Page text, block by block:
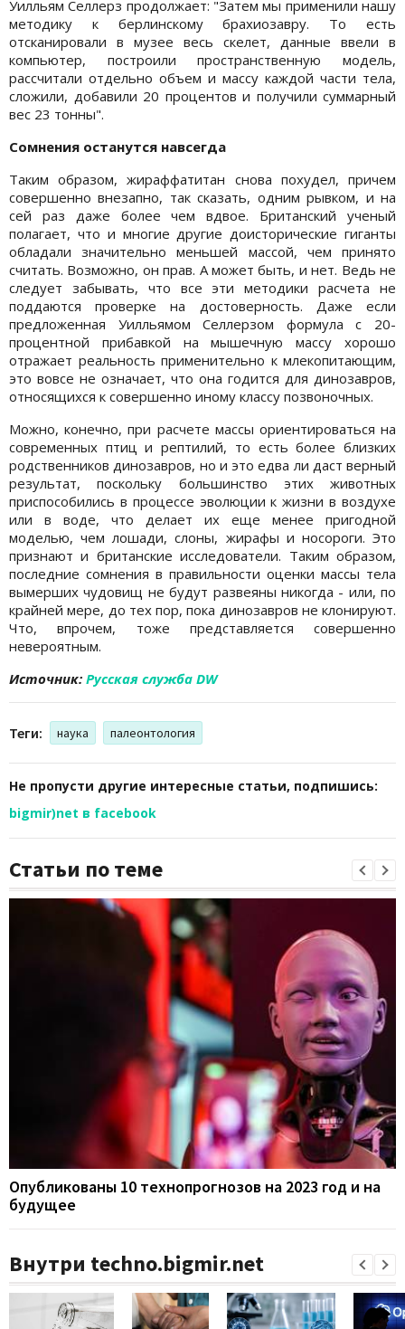
Уилльям Селлерз продолжает: "Затем мы применили нашу
методику к берлинскому брахиозавру. То есть
отсканировали в музее весь скелет, данные ввели в
компьютер, построили пространственную модель,
рассчитали отдельно объем и массу каждой части тела,
сложили, добавили 20 процентов и получили суммарный
вес 23 тонны".
Сомнения останутся навсегда
Таким образом, жираффатитан снова похудел, причем
совершенно внезапно, так сказать, одним рывком, и на
сей раз даже более чем вдвое. Британский ученый
полагает, что и многие другие доисторические гиганты
обладали значительно меньшей массой, чем принято
считать. Возможно, он прав. А может быть, и нет. Ведь не
следует забывать, что все эти методики расчета не
поддаются проверке на достоверность. Даже если
предложенная Уилльямом Селлерзом формула с 20-
процентной прибавкой на мышечную массу хорошо
отражает реальность применительно к млекопитающим,
это вовсе не означает, что она годится для динозавров,
относящихся к совершенно иному классу позвоночных.
Можно, конечно, при расчете массы ориентироваться на
современных птиц и рептилий, то есть более близких
родственников динозавров, но и это едва ли даст верный
результат, поскольку большинство этих животных
приспособились в процессе эволюции к жизни в воздухе
или в воде, что делает их еще менее пригодной
моделью, чем лошади, слоны, жирафы и носороги. Это
признают и британские исследователи. Таким образом,
последние сомнения в правильности оценки массы тела
вымерших чудовищ не будут развеяны никогда - или, по
крайней мере, до тех пор, пока динозавров не клонируют.
Что, впрочем, тоже представляется совершенно
невероятным.
Источник: Русская служба DW
Теги: наука палеонтология
Не пропусти другие интересные статьи, подпишись:
bigmir)net в facebook
Статьи по теме
Опубликованы 10 технопрогнозов на 2023 год и на
будущее
Внутри techno.bigmir.net